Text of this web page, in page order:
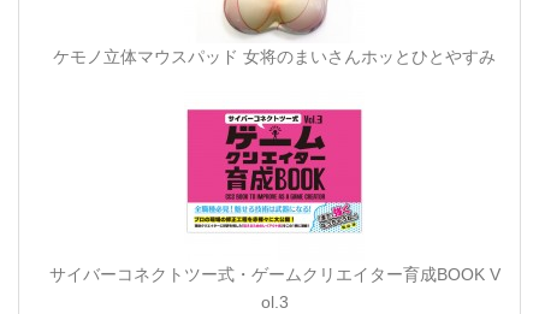
ケモノ立体マウスパッド 女将のまいさんホッとひとやすみ
サイバーコネクトツー式・ゲームクリエイター育成BOOK V
ol.3